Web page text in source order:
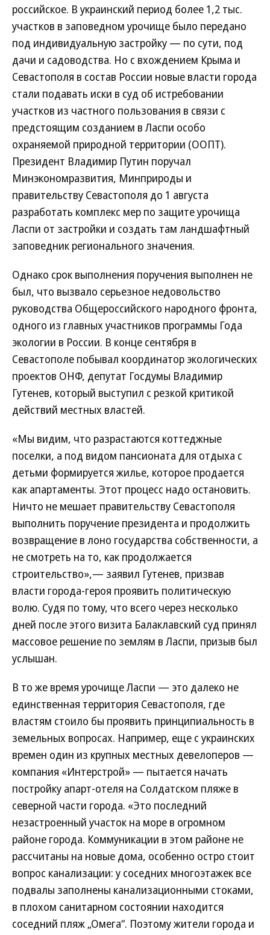
российское. В украинский период более 1,2 тыс.
участков в заповедном урочище было передано
под индивидуальную застройку — по сути, под
дачи и садоводства. Но с вхождением Крыма и
Севастополя в состав России новые власти города
стали подавать иски в суд об истребовании
участков из частного пользования в связи с
предстоящим созданием в Ласпи особо
охраняемой природной территории (ООПТ).
Президент Владимир Путин поручал
Минэкономразвития, Минприроды и
правительству Севастополя до 1 августа
разработать комплекс мер по защите урочища
Ласпи от застройки и создать там ландшафтный
заповедник регионального значения.
Однако срок выполнения поручения выполнен не
был, что вызвало серьезное недовольство
руководства Общероссийского народного фронта,
одного из главных участников программы Года
экологии в России. В конце сентября в
Севастополе побывал координатор экологических
проектов ОНФ, депутат Госдумы Владимир
Гутенев, который выступил с резкой критикой
действий местных властей.
«Мы видим, что разрастаются коттеджные
поселки, а под видом пансионата для отдыха с
детьми формируется жилье, которое продается
как апартаменты. Этот процесс надо остановить.
Ничто не мешает правительству Севастополя
выполнить поручение президента и продолжить
возвращение в лоно государства собственности, а
не смотреть на то, как продолжается
строительство»,— заявил Гутенев, призвав
власти города-героя проявить политическую
волю. Судя по тому, что всего через несколько
дней после этого визита Балаклавский суд принял
массовое решение по землям в Ласпи, призыв был
услышан.
В то же время урочище Ласпи — это далеко не
единственная территория Севастополя, где
властям стоило бы проявить принципиальность в
земельных вопросах. Например, еще с украинских
времен один из крупных местных девелоперов —
компания «Интерстрой» — пытается начать
постройку апарт-отеля на Солдатском пляже в
северной части города. «Это последний
незастроенный участок на море в огромном
районе города. Коммуникации в этом районе не
рассчитаны на новые дома, особенно остро стоит
вопрос канализации: у соседних многоэтажек все
подвалы заполнены канализационными стоками,
в плохом санитарном состоянии находится
соседний пляж „Омега“. Поэтому жители города и